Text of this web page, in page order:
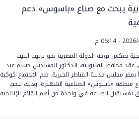
يبحث مع صناع «باسوس» دعم
تعكس توجه الدولة المصرية نحو ترتيب البيت
عقد محافظ القليوبية، الدكتور المهندس حسام عبد
بمقر مجلس مدينة القناطر الخيرية. ضم الاجتماع كوكبة
منطقة «باسوس» الصناعية الشهيرة، وذلك لبحث
بمستقبل الصناعة في واحدة من أهم القلاع الإنتاجية